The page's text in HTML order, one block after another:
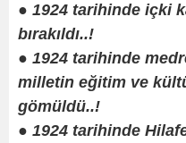
● 1924 tarihinde içki
bırakıldı..!
● 1924 tarihinde
milletin eğitim ve
gömüldü..!
● 1924 tarihinde